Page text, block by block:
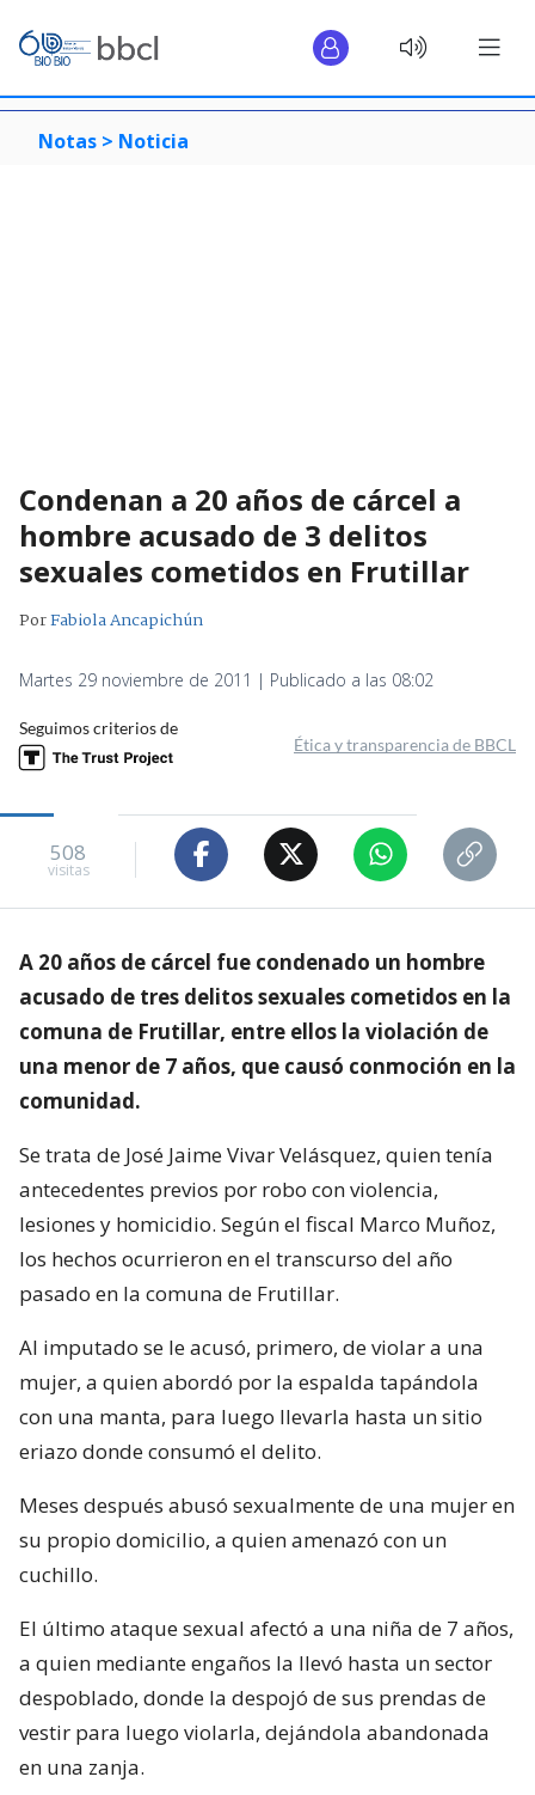
Notas > Noticia
Condenan a 20 años de cárcel a
hombre acusado de 3 delitos
sexuales cometidos en Frutillar
PorFabiola Ancapichún
Martes 29 noviembre de 2011 | Publicado a las 08:02
Seguimos criterios de
Ética y transparencia de BBCL
508
visitas
A 20 años de cárcel fue condenado un hombre
acusado de tres delitos sexuales cometidos en la
comuna de Frutillar, entre ellos la violación de
una menor de 7 años, que causó conmoción en la
comunidad.
Se trata de José Jaime Vivar Velásquez, quien tenía
antecedentes previos por robo con violencia,
lesiones y homicidio. Según el fiscal Marco Muñoz,
los hechos ocurrieron en el transcurso del año
pasado en la comuna de Frutillar.
Al imputado se le acusó, primero, de violar a una
mujer, a quien abordó por la espalda tapándola
con una manta, para luego llevarla hasta un sitio
eriazo donde consumó el delito.
Meses después abusó sexualmente de una mujer en
su propio domicilio, a quien amenazó con un
cuchillo.
El último ataque sexual afectó a una niña de 7 años,
a quien mediante engaños la llevó hasta un sector
despoblado, donde la despojó de sus prendas de
vestir para luego violarla, dejándola abandonada
en una zanja.